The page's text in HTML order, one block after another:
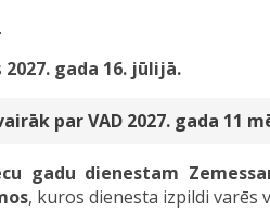
2027. gada 16. jūlijā.
par VAD 2027. gada 11
gadu dienestam
, kuros dienesta izpildi varēs